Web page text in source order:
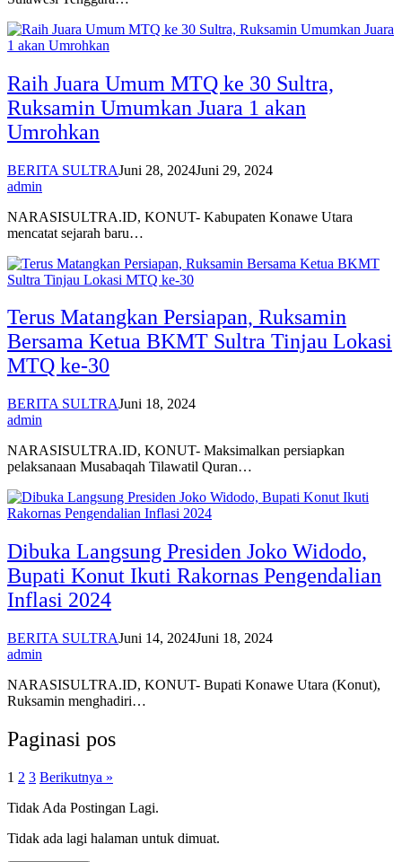
Raih Juara Umum MTQ ke 30 Sultra,
Ruksamin Umumkan Juara 1 akan
Umrohkan
BERITA SULTRAJuni 28, 2024Juni 29, 2024
admin
NARASISULTRA.ID, KONUT- Kabupaten Konawe Utara
mencatat sejarah baru…
Terus Matangkan Persiapan, Ruksamin
Bersama Ketua BKMT Sultra Tinjau Lokasi
MTQ ke-30
BERITA SULTRAJuni 18, 2024
admin
NARASISULTRA.ID, KONUT- Maksimalkan persiapkan
pelaksanaan Musabaqah Tilawatil Quran…
Dibuka Langsung Presiden Joko Widodo,
Bupati Konut Ikuti Rakornas Pengendalian
Inflasi 2024
BERITA SULTRAJuni 14, 2024Juni 18, 2024
admin
NARASISULTRA.ID, KONUT- Bupati Konawe Utara (Konut),
Ruksamin menghadiri…
Paginasi pos
1 2 3 Berikutnya »
Tidak Ada Postingan Lagi.
Tidak ada lagi halaman untuk dimuat.